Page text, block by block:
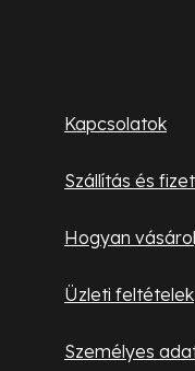
Kapcsolatok
Szállítás és
Hogyan
Üzleti feltételek
Személyes